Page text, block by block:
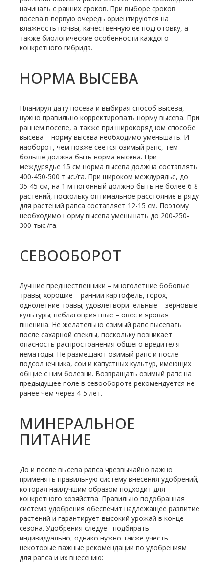
начинать с ранних сроков. При выборе сроков
посева в первую очередь ориентируются на
влажность почвы, качественную ее подготовку, а
также биологические особенности каждого
конкретного гибрида.
НОРМА ВЫСЕВА
Планируя дату посева и выбирая способ высева,
нужно правильно корректировать норму высева. При
раннем посеве, а также при широкорядном способе
высева – норму высева необходимо уменьшать. И
наоборот, чем позже сеется озимый рапс, тем
больше должна быть норма высева. При
междурядье 15 см норма высева должна составлять
400-450-500 тыс./га. При широком междурядье, до
35-45 см, на 1 м погонный должно быть не более 6-8
растений, поскольку оптимальное расстояние в ряду
для растений рапса составляет 12-15 см. Поэтому
необходимо норму высева уменьшать до 200-250-
300 тыс./га.
СЕВООБОРОТ
Лучшие предшественники – многолетние бобовые
травы; хорошие – ранний картофель, горох,
однолетние травы; удовлетворительные – зерновые
культуры; неблагоприятные – овес и яровая
пшеница. Не желательно озимый рапс высевать
после сахарной свеклы, поскольку возникает
опасность распространения общего вредителя –
нематоды. Не размещают озимый рапс и после
подсолнечника, сои и капустных культур, имеющих
общие с ним болезни. Возвращать озимый рапс на
предыдущее поле в севообороте рекомендуется не
ранее чем через 4-5 лет.
МИНЕРАЛЬНОЕ
ПИТАНИЕ
До и после высева рапса чрезвычайно важно
применять правильную систему внесения удобрений,
которая наилучшим образом подходит для
конкретного хозяйства. Правильно подобранная
система удобрения обеспечит надлежащее развитие
растений и гарантирует высокий урожай в конце
сезона. Удобрения следует подбирать
индивидуально, однако нужно также учесть
некоторые важные рекомендации по удобрениям
для рапса и их внесению: